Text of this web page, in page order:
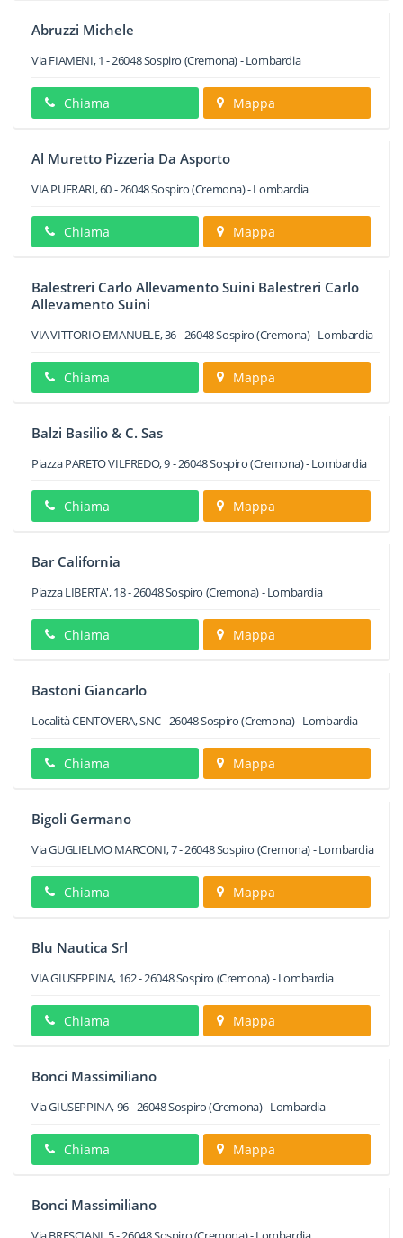
Abruzzi Michele
Via FIAMENI, 1 -26048Sospiro (Cremona) -Lombardia
Chiama Mappa
Al Muretto Pizzeria Da Asporto
VIA PUERARI, 60-26048Sospiro(Cremona) -Lombardia
Chiama Mappa
Balestreri Carlo Allevamento Suini Balestreri Carlo
Allevamento Suini
VIA VITTORIO EMANUELE, 36-26048Sospiro(Cremona) -Lombardia
Chiama Mappa
Balzi Basilio & C. Sas
Piazza PARETO VILFREDO, 9-26048Sospiro(Cremona) -Lombardia
Chiama Mappa
Bar California
Piazza LIBERTA', 18-26048Sospiro (Cremona) -Lombardia
Chiama Mappa
Bastoni Giancarlo
Località CENTOVERA, SNC-26048Sospiro(Cremona) -Lombardia
Chiama Mappa
Bigoli Germano
Via GUGLIELMO MARCONI, 7-26048Sospiro (Cremona) -Lombardia
Chiama Mappa
Blu Nautica Srl
VIA GIUSEPPINA, 162-26048Sospiro (Cremona) -Lombardia
Chiama Mappa
Bonci Massimiliano
Via GIUSEPPINA, 96-26048Sospiro(Cremona) -Lombardia
Chiama Mappa
Bonci Massimiliano